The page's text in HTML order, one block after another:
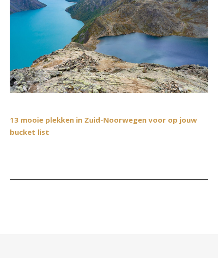
13 mooie plekken in Zuid-Noorwegen voor op jouw
bucket list